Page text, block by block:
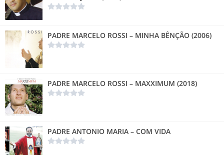
PADRE MARCELO ROSSI – MINHA BÊNÇÃO (2006)
PADRE MARCELO ROSSI – MAXXIMUM (2018)
PADRE ANTONIO MARIA – COM VIDA